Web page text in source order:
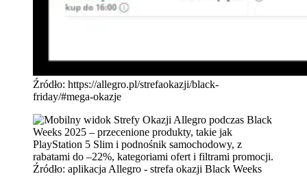
Źródło: https://allegro.pl/strefaokazji/black-
friday/#mega-okazje
Źródło: aplikacja Allegro - strefa okazji Black Weeks